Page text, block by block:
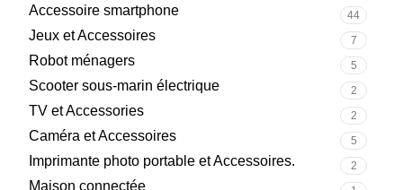
Accessoire smartphone 44
Jeux et Accessoires 7
Robot ménagers 5
Scooter sous-marin électrique 2
TV et Accessories 2
Caméra et Accessoires 5
Imprimante photo portable et Accessoires. 2
Maison connectée